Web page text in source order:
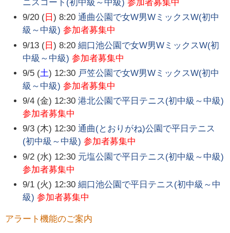
ニスコート(初中級～中級) 参加者募集中
9/20 ( 日) 8:20 通曲公園で女W男WミックスW(初中
級～中級) 参加者募集中
9/13 ( 日) 8:20 細口池公園で女W男WミックスW(初
中級～中級) 参加者募集中
9/5 (土) 12:30 戸笠公園で女W男WミックスW(初中
級～中級) 参加者募集中
9/4 (金) 12:30 港北公園で平日テニス(初中級～中級)
参加者募集中
9/3 (木) 12:30 通曲(とおりがね)公園で平日テニス
(初中級～中級) 参加者募集中
9/2 (水) 12:30 元塩公園で平日テニス(初中級～中級)
参加者募集中
9/1 (火) 12:30 細口池公園で平日テニス(初中級～中
級) 参加者募集中
アラート機能のご案内